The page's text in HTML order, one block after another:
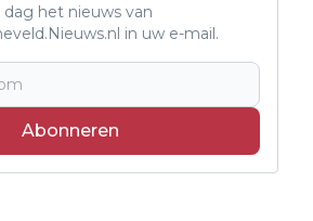
dag het nieuws van
in uw e-mail.
Abonneren